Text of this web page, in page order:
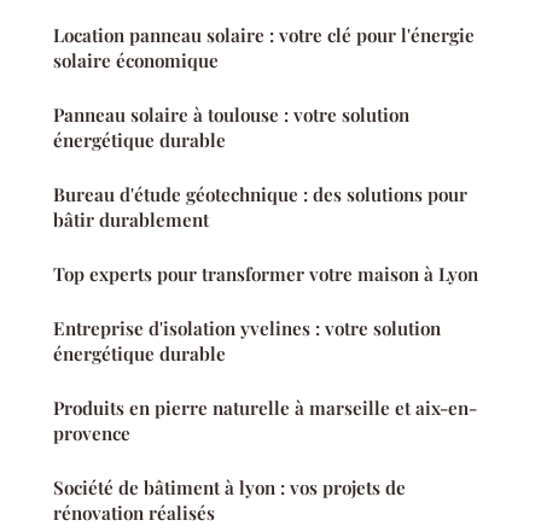
Location panneau solaire : votre clé pour l'énergie
solaire économique
Panneau solaire à toulouse : votre solution
énergétique durable
Bureau d'étude géotechnique : des solutions pour
bâtir durablement
Top experts pour transformer votre maison à Lyon
Entreprise d'isolation yvelines : votre solution
énergétique durable
Produits en pierre naturelle à marseille et aix-en-
provence
Société de bâtiment à lyon : vos projets de
rénovation réalisés